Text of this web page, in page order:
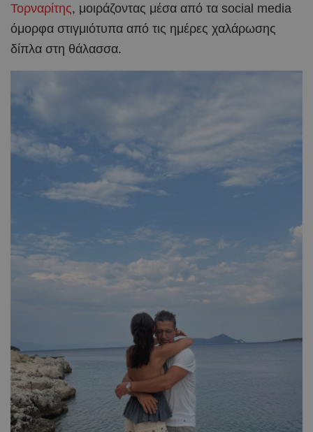
Τορναρίτης, μοιράζοντας μέσα από τα social media
όμορφα στιγμιότυπα από τις ημέρες χαλάρωσης
δίπλα στη θάλασσα.